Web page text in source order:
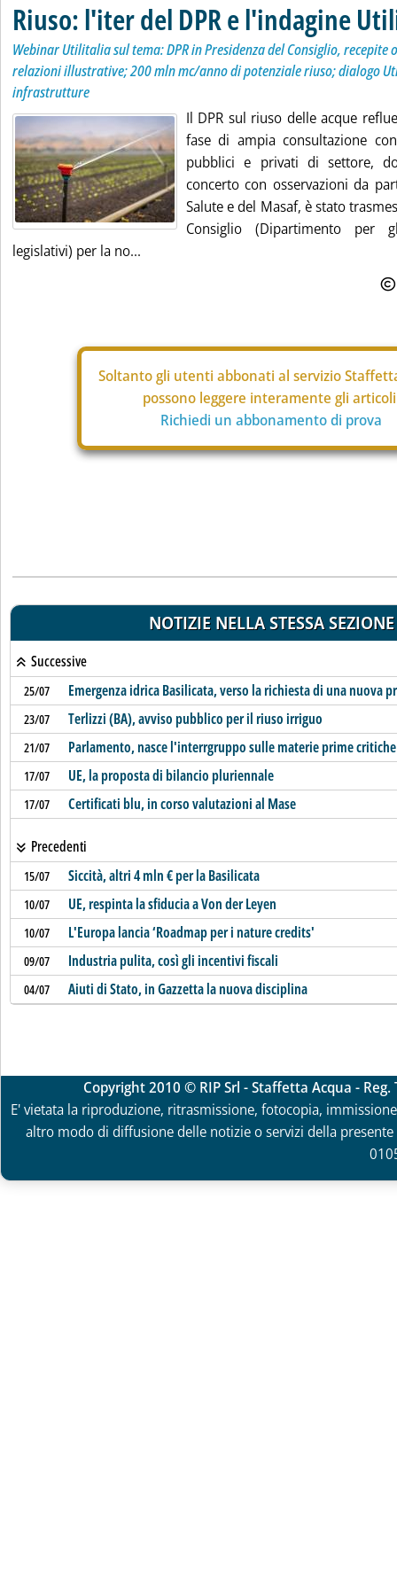
Riuso: l'iter del DPR e l'indagine
Webinar Utilitalia sul tema: DPR in Presidenza del Consiglio, recepite
relazioni illustrative; 200 mln mc/anno di potenziale riuso; dialogo
infrastrutture
Il DPR sul riuso delle acque
fase di ampia consultazione
pubblici e privati di settore,
concerto con osservazioni da
Salute e del Masaf, è stato
Consiglio (Dipartimento
legislativi) per la no...
Soltanto gli utenti abbonati al servizio
possono leggere interamente gli
Richiedi un abbonamento di prova
NOTIZIE NELLA STESSA SEZIONE
Successive
25/07 Emergenza idrica Basilicata, verso la richiesta di una nuova
23/07 Terlizzi (BA), avviso pubblico per il riuso irriguo
21/07 Parlamento, nasce l'interrgruppo sulle materie prime critiche
17/07 UE, la proposta di bilancio pluriennale
17/07 Certificati blu, in corso valutazioni al Mase
Precedenti
15/07 Siccità, altri 4 mln € per la Basilicata
10/07 UE, respinta la sfiducia a Von der Leyen
10/07 L'Europa lancia ‘Roadmap per i nature credits'
09/07 Industria pulita, così gli incentivi fiscali
04/07 Aiuti di Stato, in Gazzetta la nuova disciplina
Copyright 2010 © RIP Srl - Staffetta Acqua -
E' vietata la riproduzione, ritrasmissione, fotocopia,
altro modo di diffusione delle notizie o servizi della